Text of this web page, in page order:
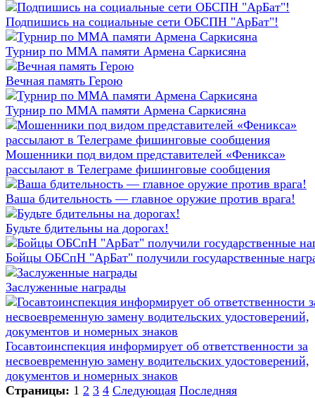
Подпишись на социальные сети ОБСПН "АрБат"!
Турнир по ММА памяти Армена Саркисяна
Вечная память Герою
Турнир по ММА памяти Армена Саркисяна
Мошенники под видом представителей «Феникса»
рассылают в Телеграме фишинговые сообщения
Ваша бдительность — главное оружие против врага!
Будьте бдительны на дорогах!
Бойцы ОБСпН "АрБат" получили государственные
Заслуженные награды
Госавтоинспекция информирует об ответственности за
несвоевременную замену водительских удостоверений,
документов и номерных знаков
Страницы: 1 2 3 4 Следующая Последняя